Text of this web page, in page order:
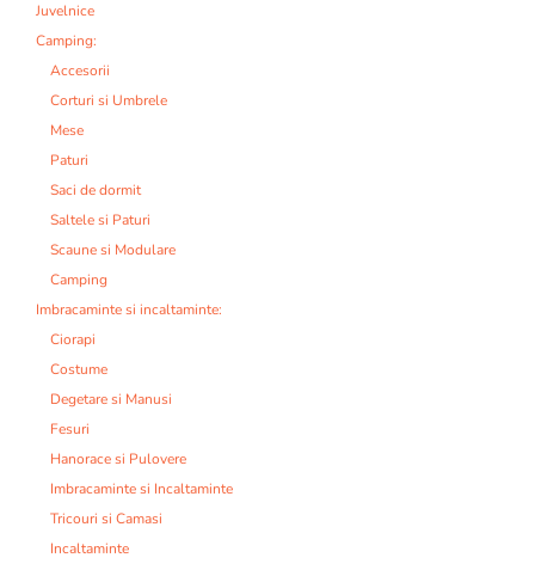
Juvelnice
Camping:
Accesorii
Corturi si Umbrele
Mese
Paturi
Saci de dormit
Saltele si Paturi
Scaune si Modulare
Camping
Imbracaminte si incaltaminte:
Ciorapi
Costume
Degetare si Manusi
Fesuri
Hanorace si Pulovere
Imbracaminte si Incaltaminte
Tricouri si Camasi
Incaltaminte